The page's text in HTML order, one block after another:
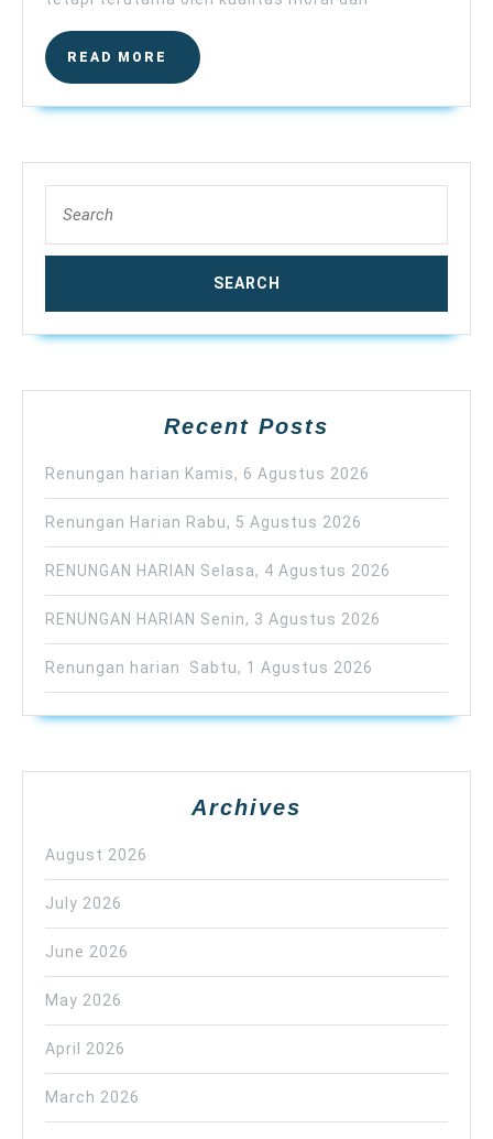
READ MORE
READ
MORE
for:
Recent Posts
Renungan harian Kamis, 6 Agustus 2026
Renungan Harian Rabu, 5 Agustus 2026
RENUNGAN HARIAN Selasa, 4 Agustus 2026
RENUNGAN HARIAN Senin, 3 Agustus 2026
Renungan harian Sabtu, 1 Agustus 2026
Archives
August 2026
July 2026
June 2026
May 2026
April 2026
March 2026